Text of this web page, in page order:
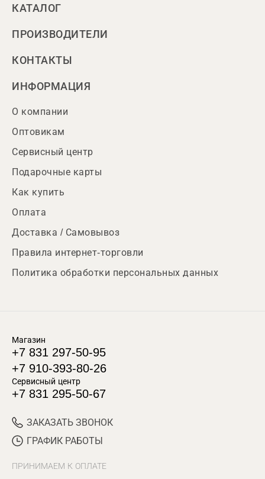
КАТАЛОГ
ПРОИЗВОДИТЕЛИ
КОНТАКТЫ
ИНФОРМАЦИЯ
О компании
Оптовикам
Сервисный центр
Подарочные карты
Как купить
Оплата
Доставка / Самовывоз
Правила интернет-торговли
Политика обработки персональных данных
Магазин
+7 831 297-50-95
+7 910-393-80-26
Сервисный центр
+7 831 295-50-67
ЗАКАЗАТЬ ЗВОНОК
ГРАФИК РАБОТЫ
ПРИНИМАЕМ К ОПЛАТЕ